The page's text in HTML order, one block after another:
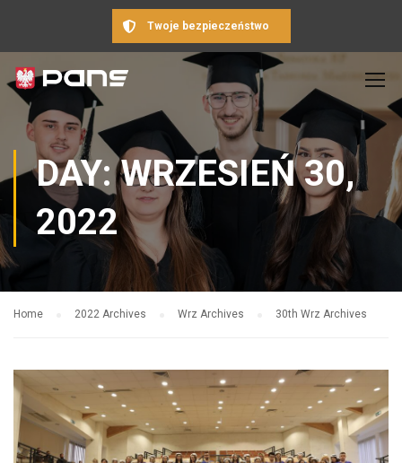
Twoje bezpieczeństwo
DAY: WRZESIEŃ 30,
2022
Home 2022 Archives Wrz Archives 30th Wrz Archives